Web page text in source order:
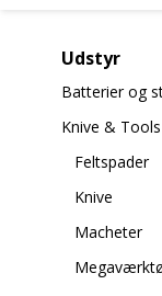
Udstyr
Batterier og
Knive & Tools
Feltspader
Knive
Macheter